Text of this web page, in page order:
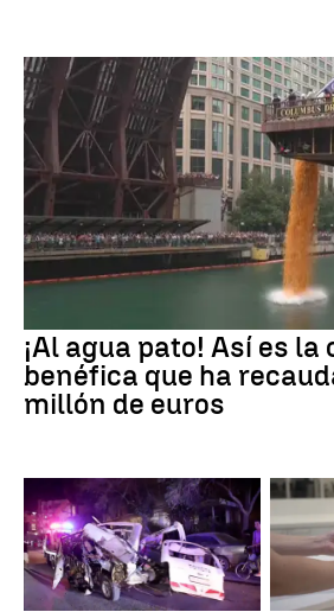
¡Al agua pato! Así es
benéfica que ha
millón de euros